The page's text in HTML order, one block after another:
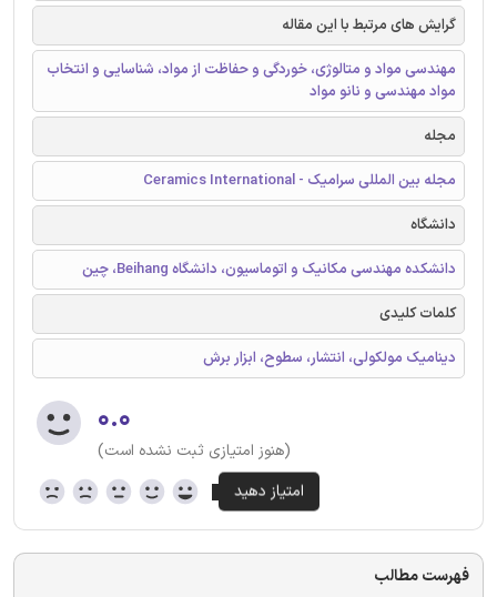
گرایش های مرتبط با این مقاله
مهندسی مواد و متالوژی، خوردگی و حفاظت از مواد، شناسایی و انتخاب
مواد مهندسی و نانو مواد
مجله
مجله بین المللی سرامیک - Ceramics International
دانشگاه
دانشکده مهندسی مکانیک و اتوماسیون، دانشگاه Beihang، چین
کلمات کلیدی
دینامیک مولکولی، انتشار، سطوح، ابزار برش
۰.۰
(هنوز امتیازی ثبت نشده است)
فهرست مطالب